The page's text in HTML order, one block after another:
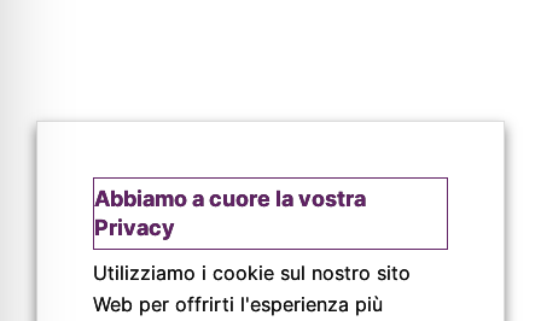
Pigreco Srl Unipersonale
P. IVA: 02789840341
REA: PR-267093
Abbiamo a cuore la vostra
Privacy
Utilizziamo i cookie sul nostro sito
Web per offrirti l'esperienza più